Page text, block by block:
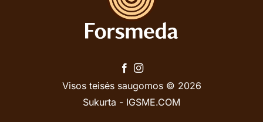
Visos teisės saugomos © 2026
Sukurta - IGSME.COM